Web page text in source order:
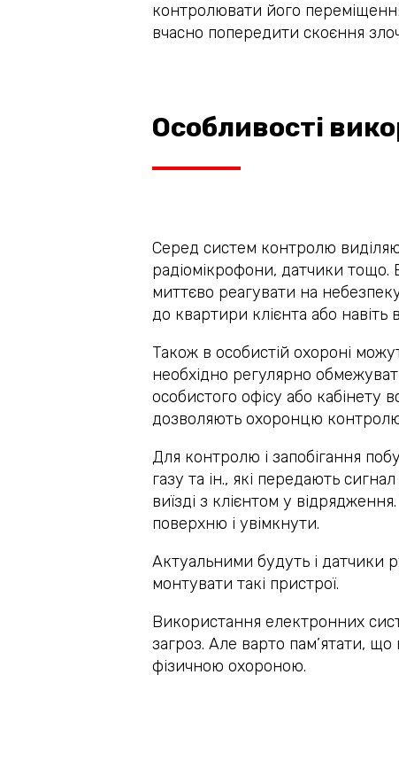
контролювати його
вчасно попередити скоєння
Особливості
Серед систем контролю
радіомікрофони, датчики
миттєво реагувати на
до квартири клієнта або навіть
Також в особистій охороні
необхідно регулярно
особистого офісу або кабінету
дозволяють охоронцю
Для контролю і запобігання
газу та ін., які передають
виїзді з клієнтом у
поверхню і увімкнути.
Актуальними будуть і датчики
монтувати такі пристрої.
Використання електронних
загроз. Але варто пам’ятати,
фізичною охороною.